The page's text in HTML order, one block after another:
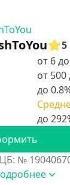
5
от 6
от 500
до
№